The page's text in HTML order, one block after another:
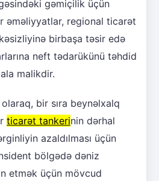
gəmiçilik üçün
əməliyyatlar, regional ticarət
birbaşa təsir edə
neft tədarükünü təhdid
malikdir.
bir sıra beynəlxalq
ticarət tankerinin dərhal
azaldılması üçün
bölgədə dəniz
etmək üçün mövcud